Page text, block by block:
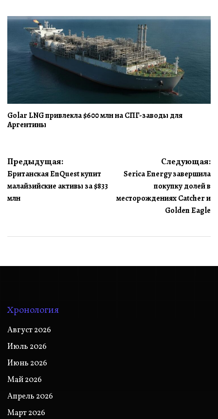
Golar LNG привлекла $600 млн на СПГ-заводы для
Аргентины
Навигация
по
записям
Предыдущая:
Британская EnQuest купит
малайзийские активы за $833
млн
Следующая:
Serica Energy завершила
покупку долей в
месторождениях Catcher и
Golden Eagle
Хронология
Август 2026
Июль 2026
Июнь 2026
Май 2026
Апрель 2026
Март 2026